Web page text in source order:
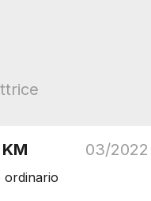
03/2022
ordinario